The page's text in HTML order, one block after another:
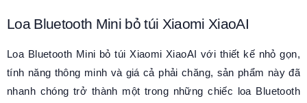
Loa Bluetooth Mini bỏ túi Xiaomi XiaoAI
Loa Bluetooth Mini bỏ túi Xiaomi XiaoAI với thiết kế nhỏ gọn,
tính năng thông minh và giá cả phải chăng, sản phẩm này đã
nhanh chóng trở thành một trong những chiếc loa Bluetooth